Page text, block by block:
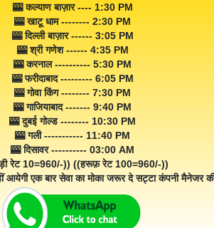
🎰 कल्याण बाज़ार ---- 1:30 PM
🎰 खाटू धाम -------- 2:30 PM
🎰 दिल्ली बाज़ार ------ 3:05 PM
🎰 श्री गणेश ------ 4:35 PM
🎰 करनाल ---------- 5:30 PM
🎰 फरीदाबाद --------- 6:05 PM
🎰 गोवा किंग -------- 7:30 PM
🎰 गाजियाबाद ------- 9:40 PM
🎰 दुबई गोल्ड -------- 10:30 PM
🎰 गली ----------- 11:40 PM
🎰 दिसावर ---------- 03:00 AM
रेट 10=960/-)) ((हरूफ़ रेट 100=960/-))
एक बार सेवा का मोका जरूर दे सट्टा कंपनी मैनेजर की